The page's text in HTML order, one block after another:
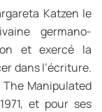
Katzen le
germano-
et exercé la
dans l’écriture.
Manipulated
et pour ses